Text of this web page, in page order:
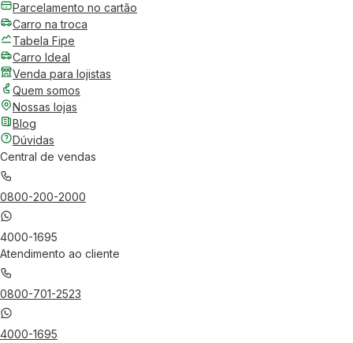
Parcelamento no cartão
Carro na troca
Tabela Fipe
Carro Ideal
Venda para lojistas
Quem somos
Nossas lojas
Blog
Dúvidas
Central de vendas
0800-200-2000
4000-1695
Atendimento ao cliente
0800-701-2523
4000-1695